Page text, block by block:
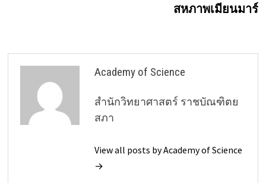
สหภาพเมียนมาร์
Academy of Science
สำนักวิทยาศาสตร์ ราชบัณฑิตย
สภา
View all posts by Academy of Science
→